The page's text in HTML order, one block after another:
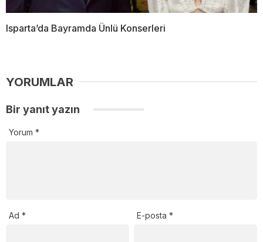
Isparta’da Bayramda Ünlü Konserleri
YORUMLAR
Bir yanıt yazın
Yorum *
Ad * E-posta*